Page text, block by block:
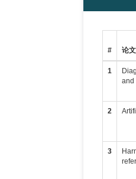
# 论
1
and
2
3